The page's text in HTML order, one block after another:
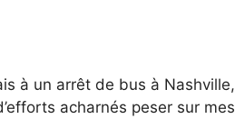
à un arrêt de bus à Nashville,
acharnés peser sur mes